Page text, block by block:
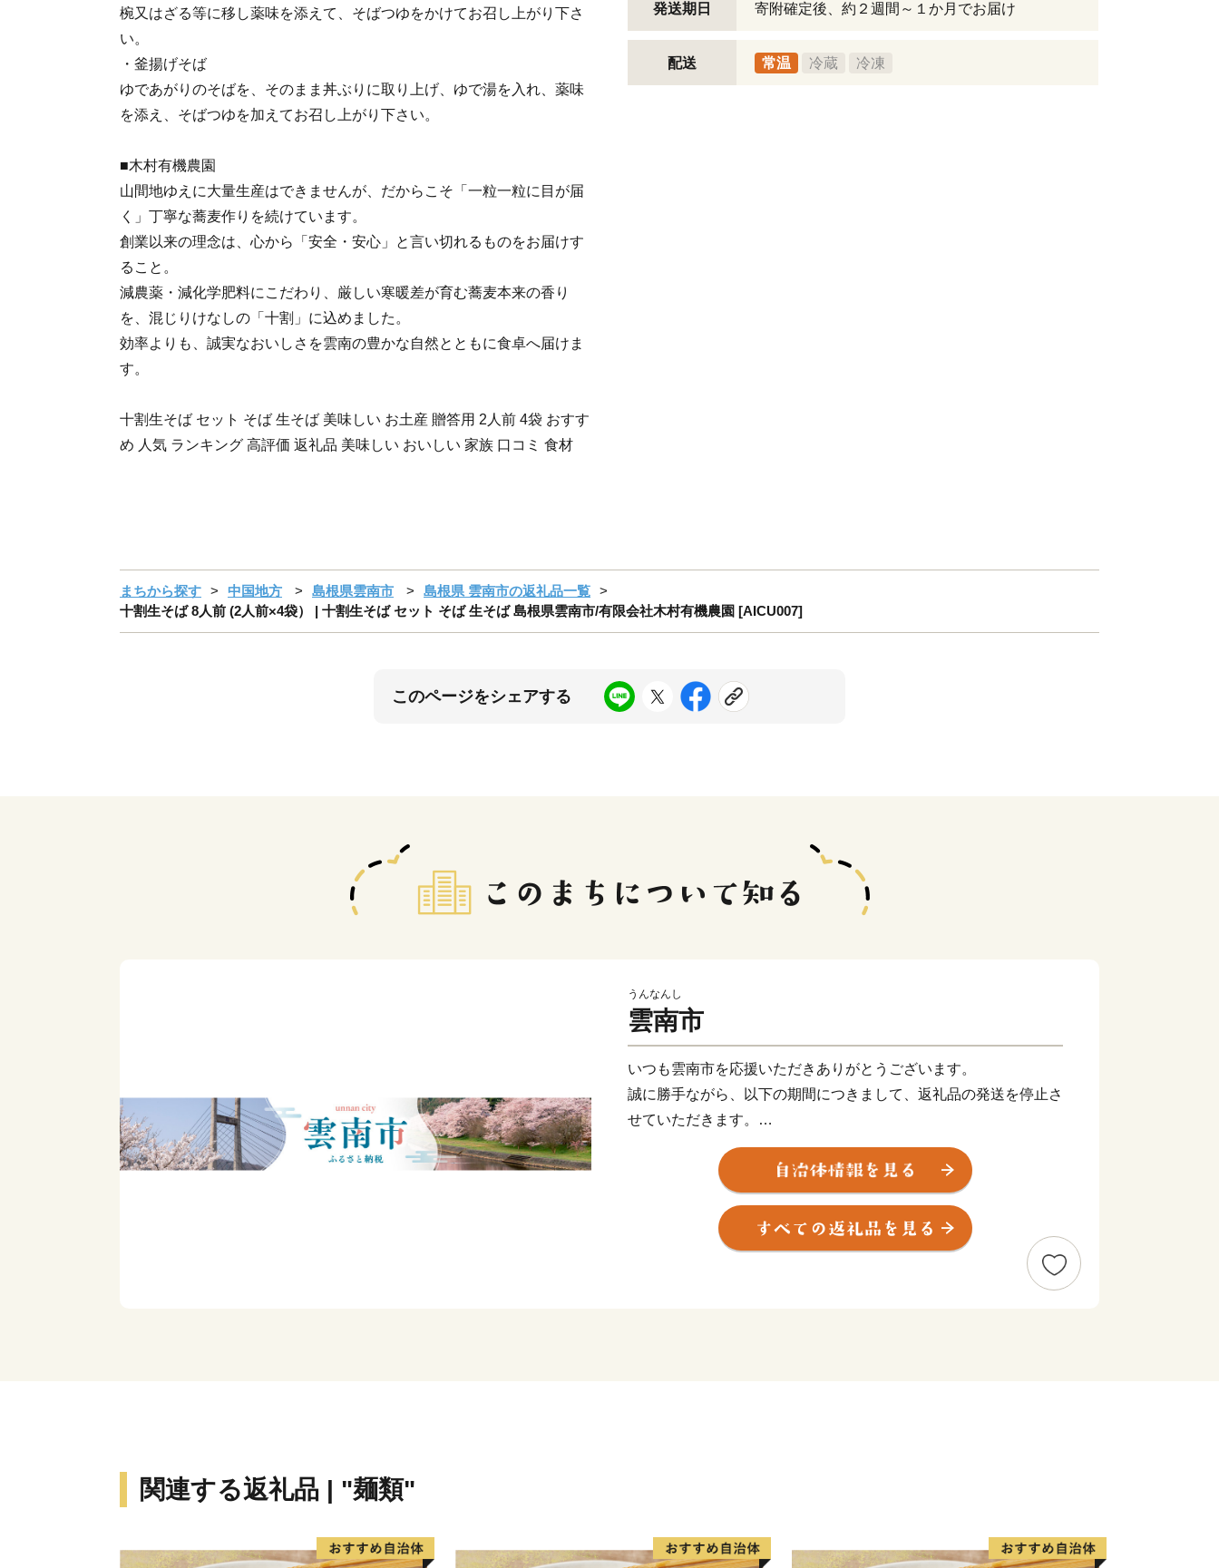
椀又はざる等に移し薬味を添えて、そばつゆをかけてお召し上がり下さ
い。
・釜揚げそば
ゆであがりのそばを、そのまま丼ぶりに取り上げ、ゆで湯を入れ、薬味
を添え、そばつゆを加えてお召し上がり下さい。
■木村有機農園
山間地ゆえに大量生産はできませんが、だからこそ「一粒一粒に目が届
く」丁寧な蕎麦作りを続けています。
創業以来の理念は、心から「安全・安心」と言い切れるものをお届けす
ること。
減農薬・減化学肥料にこだわり、厳しい寒暖差が育む蕎麦本来の香り
を、混じりけなしの「十割」に込めました。
効率よりも、誠実なおいしさを雲南の豊かな自然とともに食卓へ届けま
す。
十割生そば セット そば 生そば 美味しい お土産 贈答用 2人前 4袋 おすす
め 人気 ランキング 高評価 返礼品 美味しい おいしい 家族 口コミ 食材
発送期日 寄附確定後、約２週間～１か月でお届け
配送 常温 冷蔵 冷凍
まちから探す 中国地方 島根県雲南市
島根県 雲南市の返礼品一覧
十割生そば 8人前 (2人前×4袋） | 十割生そば セット そば 生そば 島根県雲南市/有限会社木村有機農園 [AICU007]
このページをシェアする
うんなんし
雲南市
いつも雲南市を応援いただきありがとうございます。
誠に勝手ながら、以下の期間につきまして、返礼品の発送を停止さ
せていただきます。
【発送停止期間】8月6日〜8月16日
※日時指定・季節もの・定期便は除く
発送停止に伴い、ポータルサイトに掲載の期日よりも、お届けまで
「雲南」という名前は、旧出雲国の南に位置することに由来し、古
関連する返礼品 | "麺類"